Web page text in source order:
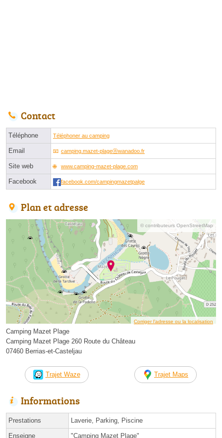
Contact
Téléphone Téléphoner au camping
Email camping.mazet-plageⓐwanadoo.fr
Site web www.camping-mazet-plage.com
Facebook facebook.com/campingmazetpalge
Plan et adresse
© contributeurs OpenStreetMap
Corriger l’adresse ou la localisation
Camping Mazet Plage
Camping Mazet Plage 260 Route du Château
07460 Berrias-et-Casteljau
Trajet Waze Trajet Maps
Informations
Prestations Laverie, Parking, Piscine
Enseigne "Camping Mazet Plage"